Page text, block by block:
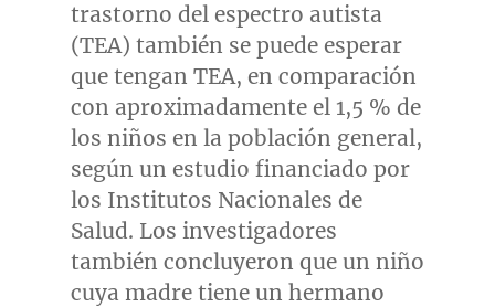
trastorno del espectro autista
(TEA) también se puede esperar
que tengan TEA, en comparación
con aproximadamente el 1,5 % de
los niños en la población general,
según un estudio financiado por
los Institutos Nacionales de
Salud. Los investigadores
también concluyeron que un niño
cuya madre tiene un hermano